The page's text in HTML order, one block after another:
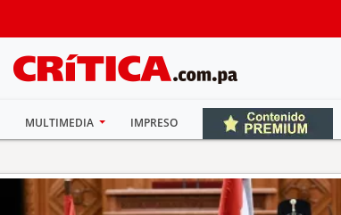
MULTIMEDIA IMPRESO